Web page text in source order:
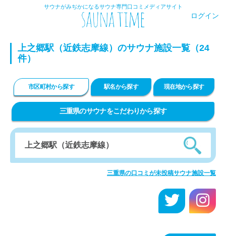
サウナがみぢかになるサウナ専門口コミメディアサイト
ログイン
上之郷駅（近鉄志摩線）のサウナ施設一覧（24
件）
市区町村から探す 駅名から探す 現在地から探す
三重県のサウナをこだわりから探す
三重県の口コミが未投稿サウナ施設一覧